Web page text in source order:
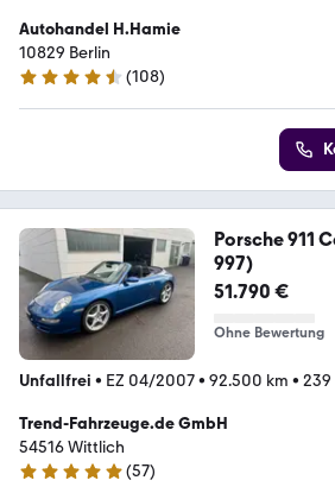
Autohandel H.Hamie
10829 Berlin
4.7 Sterne
(108)
Porsche 911
997)
51.790 €
Ohne Bewertung
Unfallfrei • EZ 04/2007• 92.500 km • 239
Trend-Fahrzeuge.de GmbH
54516 Wittlich
4.9 Sterne
(57)